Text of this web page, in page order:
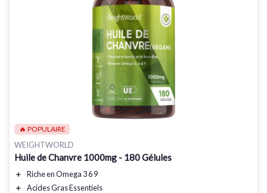
🔥 POPULAIRE
WEIGHTWORLD
Huile de Chanvre 1000mg - 180 Gélules
＋
Riche en Omega 3 6 9
＋
Acides Gras Essentiels